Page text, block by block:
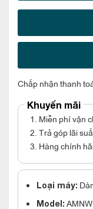
Chấp nhận thanh
Khuyến mãi
1. Miễn phí vận
2. Trả góp lãi
3. Hàng chính
Loại máy:
Model: